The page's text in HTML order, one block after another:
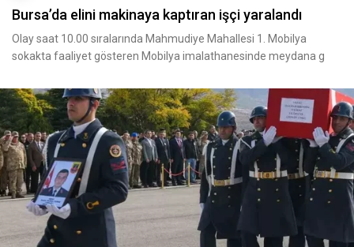
Bursa’da elini makinaya kaptıran işçi yaralandı
Olay saat 10.00 sıralarında Mahmudiye Mahallesi 1. Mobilya
sokakta faaliyet gösteren Mobilya imalathanesinde meydana g